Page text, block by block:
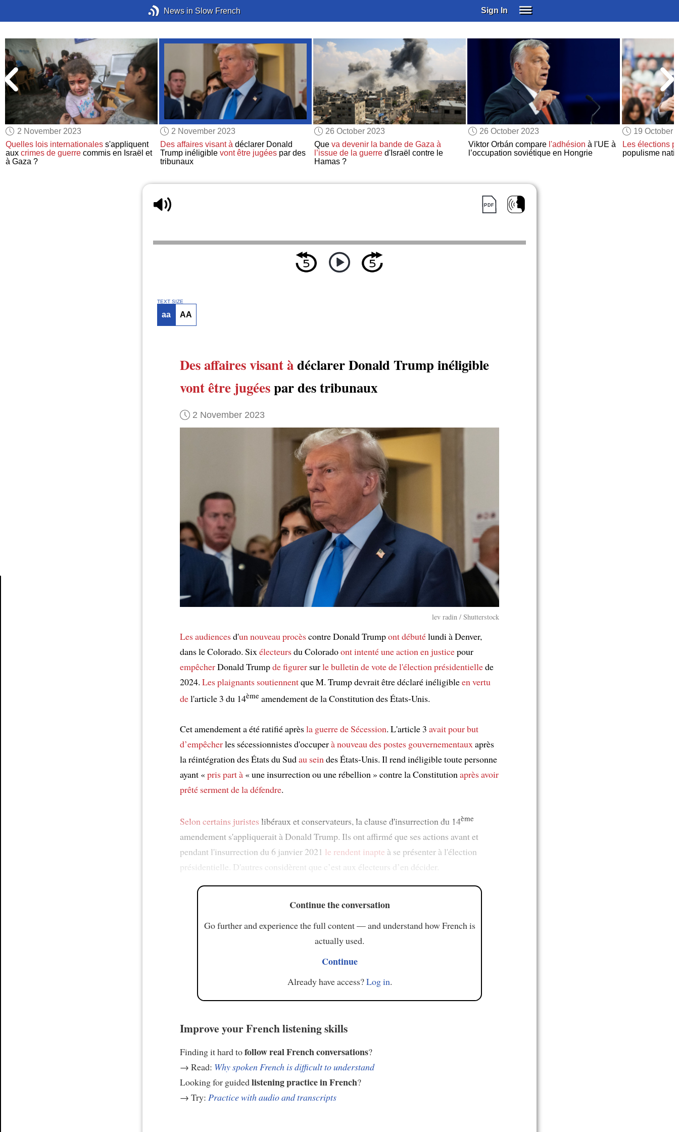
News in Slow French Sign In
SUBSCRIBE
EDUCATIONAL LICENSES
GIFT CARDS
OTHER LANGUAGES
ABOUT US
ALEXA
ADJUST COLORS
2 November 2023
Quelles lois internationales s'appliquent
auxcrimes de guerre commis en Israël et
à Gaza ?
2 November 2023
Des affaires visant àdéclarer Donald
Trump inéligible vont être jugéespar des
tribunaux
26 October 2023
Que va devenir la bande de Gaza à
l’issue de la guerred'Israël contre le
Hamas ?
26 October 2023
Viktor Orbán compare l'adhésion à l'UE à
l’occupation soviétique en Hongrie
19 October
Les élections
populisme
TEXT SIZE
aa AA
Des affairesvisant àdéclarer Donald Trump inéligible
vont être jugéespar des tribunaux
2 November 2023
lev radin / Shutterstock
Les audiencesd'un nouveau procèscontre Donald Trumpont débutélundi à Denver,
dans le Colorado. Sixélecteursdu Coloradoont intentéune action en justicepour
empêcherDonald Trumpde figurer surle bulletin de vote de l'élection présidentiellede
2024. Les plaignants soutiennentque M. Trump devrait être déclaré inéligibleen vertu
del'article 3 du 14ème amendement de la Constitution des États-Unis.
Cet amendement a été ratifié aprèsla guerre de Sécession. L'article 3 avait pour but
d’empêcherles sécessionnistes d'occuperà nouveaudes postes gouvernementauxaprès
la réintégration des États du Sudau seindes États-Unis. Il rend inéligible toute personne
ayant «pris part à « une insurrection ou une rébellion » contre la Constitutionaprès avoir
prêté serment de la défendre.
Seloncertains juristes libéraux et conservateurs, la clause d'insurrection du 14ème
amendement s'appliquerait à Donald Trump. Ils ont affirmé que ses actions avant et
pendant l'insurrection du 6 janvier 2021 le rendent inapte à se présenter à l'élection
présidentielle. D'autres considèrent que c’est aux électeurs d’en décider.
Continue the conversation
Go further and experience the full content — and understand how French is
actually used.
Continue
Already have access?Log in.
Improve your French listening skills
Finding it hard tofollow real French conversations?
→ Read: Why spoken French is difficult to understand
Looking for guidedlistening practice in French?
→ Try: Practice with audio and transcripts